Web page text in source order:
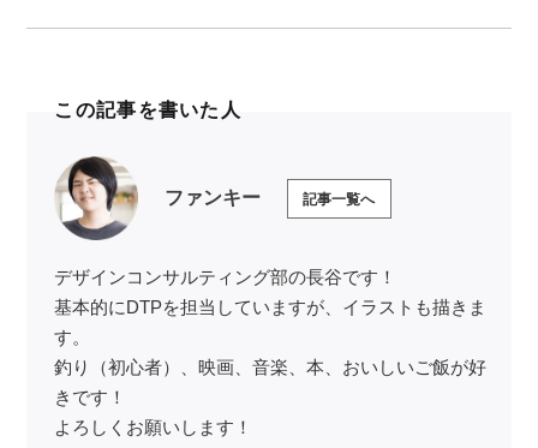
この記事を書いた人
ファンキー 記事一覧へ
デザインコンサルティング部の長谷です！
基本的にDTPを担当していますが、イラストも描きま
す。
釣り（初心者）、映画、音楽、本、おいしいご飯が好
きです！
よろしくお願いします！